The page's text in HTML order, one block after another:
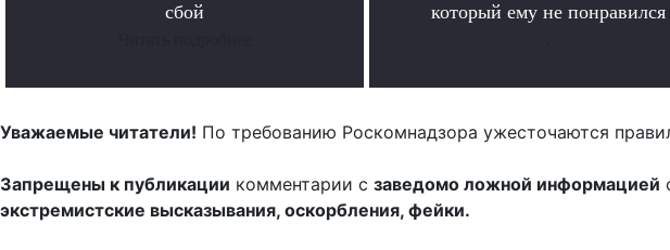
сбой
который ему не понравился
Уважаемые читатели! По требованию Роскомнадзора ужесточаются
Запрещены к публикации комментарии с заведомо ложной информацией
экстремистские высказывания, оскорбления, фейки.